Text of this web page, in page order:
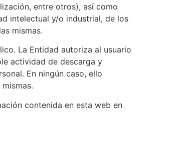
entre otros), así como
intelectual y/o industrial, de los
mismas.
La Entidad autoriza al usuario
actividad de descarga y
En ningún caso, ello
contenida en esta web en